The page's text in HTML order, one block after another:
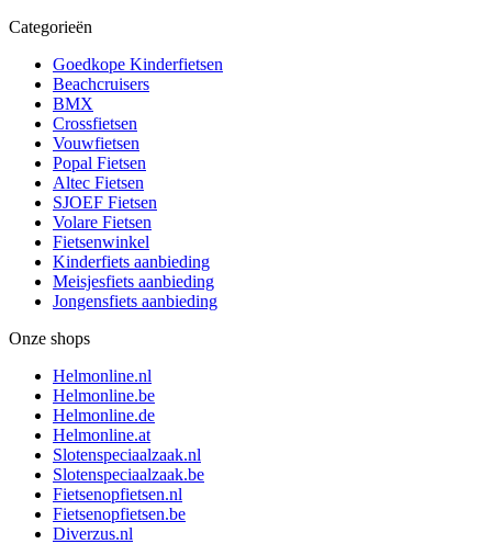
Categorieën
Goedkope Kinderfietsen
Beachcruisers
BMX
Crossfietsen
Vouwfietsen
Popal Fietsen
Altec Fietsen
SJOEF Fietsen
Volare Fietsen
Fietsenwinkel
Kinderfiets aanbieding
Meisjesfiets aanbieding
Jongensfiets aanbieding
Onze shops
Helmonline.nl
Helmonline.be
Helmonline.de
Helmonline.at
Slotenspeciaalzaak.nl
Slotenspeciaalzaak.be
Fietsenopfietsen.nl
Fietsenopfietsen.be
Diverzus.nl